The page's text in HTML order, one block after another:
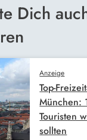
Dich
Anzeige
Top-
München:
Touristen
sollten